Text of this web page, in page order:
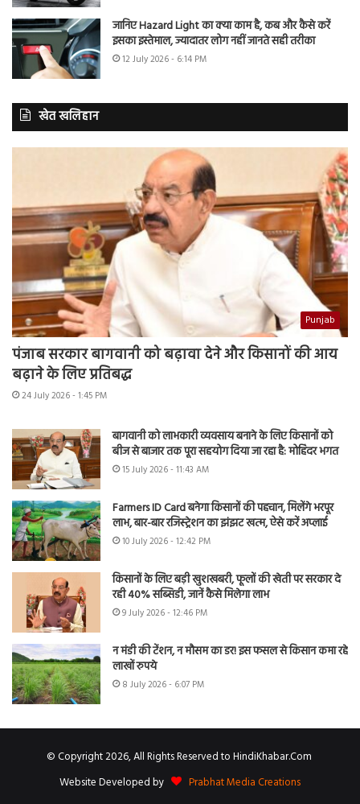
जानिए Hazard Light का क्या काम है, कब और कैसे करें
इसका इस्तेमाल, ज्यादातर लोग नहीं जानते सही तरीका
12 July 2026 - 6:14 PM
खेत खलिहान
Punjab
पंजाब सरकार बागवानी को बढ़ावा देने और किसानों की आय
बढ़ाने के लिए प्रतिबद्ध
24 July 2026 - 1:45 PM
बागवानी को लाभकारी व्यवसाय बनाने के लिए किसानों को
बीज से बाजार तक पूरा सहयोग दिया जा रहा है: मोहिंदर भगत
15 July 2026 - 11:43 AM
Farmers ID Card बनेगा किसानों की पहचान, मिलेंगे भरपूर
लाभ, बार-बार रजिस्ट्रेशन का झंझट खत्म, ऐसे करें अप्लाई
10 July 2026 - 12:42 PM
किसानों के लिए बड़ी खुशखबरी, फूलों की खेती पर सरकार दे
रही 40% सब्सिडी, जानें कैसे मिलेगा लाभ
9 July 2026 - 12:46 PM
न मंडी की टेंशन, न मौसम का डर! इस फसल से किसान कमा रहे
लाखों रुपये
8 July 2026 - 6:07 PM
© Copyright 2026, All Rights Reserved to HindiKhabar.Com
Website Developed by
Prabhat Media Creations